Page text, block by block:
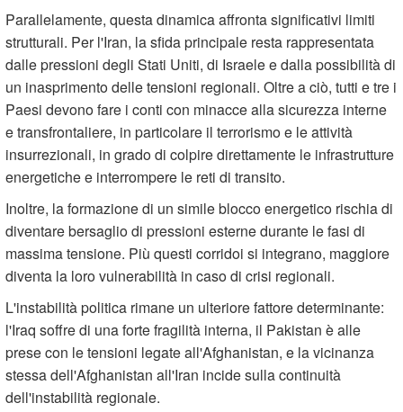
Parallelamente, questa dinamica affronta significativi limiti
strutturali. Per l'Iran, la sfida principale resta rappresentata
dalle pressioni degli Stati Uniti, di Israele e dalla possibilità di
un inasprimento delle tensioni regionali. Oltre a ciò, tutti e tre i
Paesi devono fare i conti con minacce alla sicurezza interne
e transfrontaliere, in particolare il terrorismo e le attività
insurrezionali, in grado di colpire direttamente le infrastrutture
energetiche e interrompere le reti di transito.
Inoltre, la formazione di un simile blocco energetico rischia di
diventare bersaglio di pressioni esterne durante le fasi di
massima tensione. Più questi corridoi si integrano, maggiore
diventa la loro vulnerabilità in caso di crisi regionali.
L'instabilità politica rimane un ulteriore fattore determinante:
l'Iraq soffre di una forte fragilità interna, il Pakistan è alle
prese con le tensioni legate all'Afghanistan, e la vicinanza
stessa dell'Afghanistan all'Iran incide sulla continuità
dell'instabilità regionale.